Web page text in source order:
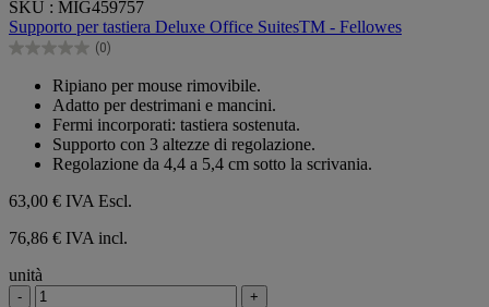
su
5
stelle.
SKU : MIG459757
Supporto per tastiera Deluxe Office SuitesTM - Fellowes
(0)
0.0
Ripiano per mouse rimovibile.
Adatto per destrimani e mancini.
Fermi incorporati: tastiera sostenuta.
Supporto con 3 altezze di regolazione.
Regolazione da 4,4 a 5,4 cm sotto la scrivania.
63,00 € IVA Escl.
76,86 € IVA incl.
unità
- +